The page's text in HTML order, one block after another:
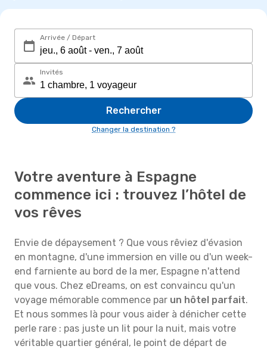
Arrivée / Départ
Invités
Rechercher
Changer la destination ?
Votre aventure à Espagne
commence ici : trouvez l’hôtel de
vos rêves
Envie de dépaysement ? Que vous rêviez d'évasion
en montagne, d'une immersion en ville ou d'un week-
end farniente au bord de la mer, Espagne n'attend
que vous. Chez eDreams, on est convaincu qu'un
voyage mémorable commence par un hôtel parfait.
Et nous sommes là pour vous aider à dénicher cette
perle rare : pas juste un lit pour la nuit, mais votre
véritable quartier général, le point de départ de